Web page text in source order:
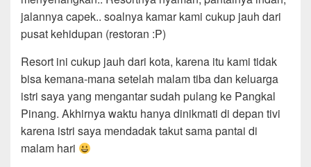
jalannya capek.. soalnya kamar kami cukup jauh dari
pusat kehidupan (restoran :P)
Resort ini cukup jauh dari kota, karena itu kami tidak
bisa kemana-mana setelah malam tiba dan keluarga
istri saya yang mengantar sudah pulang ke Pangkal
Pinang. Akhirnya waktu hanya dinikmati di depan tivi
karena istri saya mendadak takut sama pantai di
malam hari